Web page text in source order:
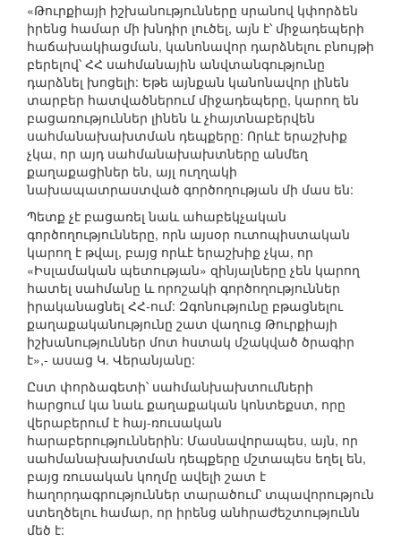
«Թուրքիայի իշխանությունները սրանով կփորձեն
իրենց համար մի խնդիր լուծել, այն է՝ միջադեպերի
հաճախակիացման, կանոնավոր դարձնելու բնույթի
բերելով՝ ՀՀ սահմանային անվտանգությունը
դարձնել խոցելի: Եթե այնքան կանոնավոր լինեն
տարբեր հատվածներում միջադեպերը, կարող են
բացառություններ լինեն և չհայտնաբերվեն
սահմանախախտման դեպքերը: Որևէ երաշխիք
չկա, որ այդ սահմանախախտները անմեղ
քաղաքացիներ են, այլ ուղղակի
նախապատրաստված գործողության մի մաս են:
Պետք չէ բացառել նաև ահաբեկչական
գործողությունները, որն այսօր ուտոպիստական
կարող է թվալ, բայց որևէ երաշխիք չկա, որ
«Իսլամական պետության» զինյալները չեն կարող
հատել սահմանը և որոշակի գործողություններ
իրականացնել ՀՀ-ում: Զգոնությունը բթացնելու
քաղաքականությունը շատ վաղուց Թուրքիայի
իշխանություններ մոտ հստակ մշակված ծրագիր
է»,- ասաց Կ. Վերանյանը:
Ըստ փորձագետի՝ սահմանխախտումների
հարցում կա նաև քաղաքական կոնտեքստ, որը
վերաբերում է հայ-ռուսական
հարաբերություններին: Մասնավորապես, այն, որ
սահմանախախտման դեպքերը մշտապես եղել են,
բայց ռուսական կողմը ավելի շատ է
հաղորդագրություններ տարածում՝ տպավորություն
ստեղծելու համար, որ իրենց անհրաժեշտությունն
մեծ է: